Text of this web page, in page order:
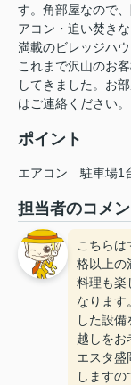
す。角部屋なので
アコン・追い焚き
満載のビレッジハ
これまで沢山のお
してきました。お
はご連絡ください。
ポイント
エアコン 駐車場1
担当者のコメン
こちらは
格以上の
料理も楽
なります
した設
越しをお
エスタ盛
します